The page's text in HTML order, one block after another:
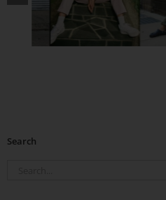
ဖက်ရှင်တွေ ဖြုတ်
ကြမယ်
Search